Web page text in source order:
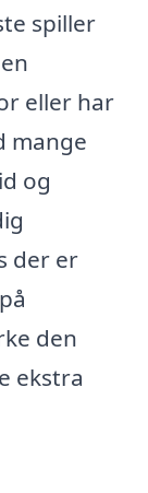
spiller
eller har
mange
og
der er
den
ekstra